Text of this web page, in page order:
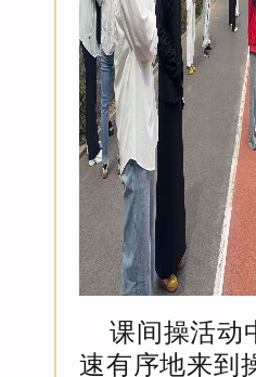
课间操活动
速有序地来到